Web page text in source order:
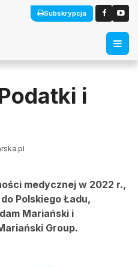
Subskrypcja
i
medycznej w 2022 r.,
Polskiego Ładu,
Mariański i
Group.